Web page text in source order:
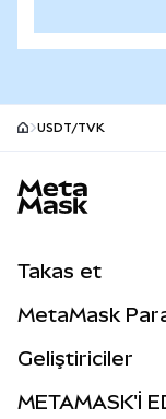
USDT/TVK
Takas et
Perps
RWA'lar
MetaMask
Geliştiriciler
METAMASK'İ